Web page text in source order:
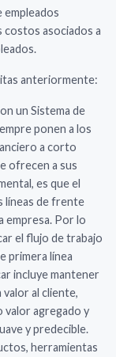
empleados
costos asociados a
anteriormente:
un Sistema de
ponen a los
a corto
ofrecen a sus
es que el
líneas de frente
empresa. Por lo
el flujo de trabajo
primera línea
incluye mantener
valor al cliente,
valor agregado y
y predecible.
herramientas